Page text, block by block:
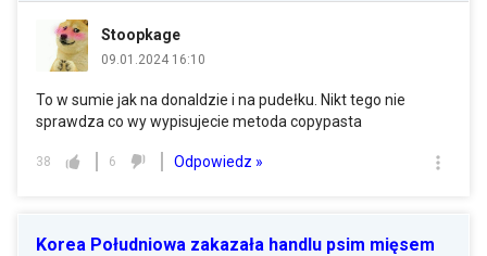
Stoopkage
09.01.2024 16:10
To w sumie jak na donaldzie i na pudełku. Nikt tego nie
sprawdza co wy wypisujecie metoda copypasta
38 6 Odpowiedz »
Korea Południowa zakazała handlu psim mięsem